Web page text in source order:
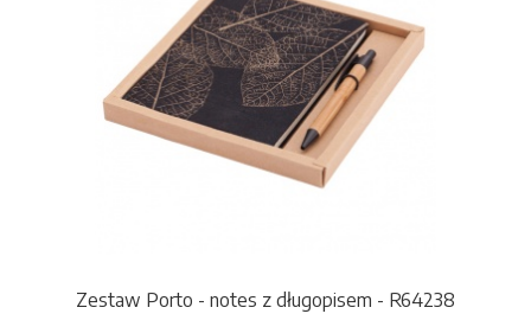
Zestaw Porto - notes z długopisem - R64238